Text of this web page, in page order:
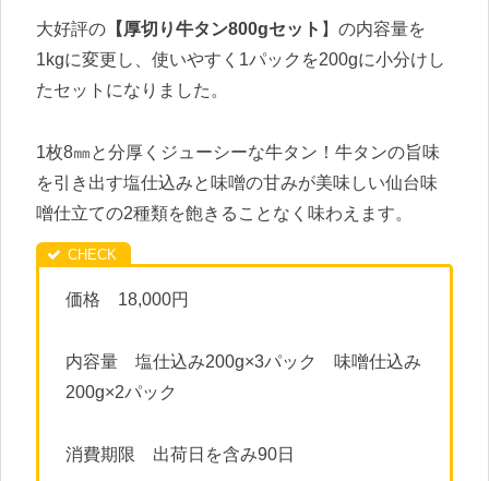
大好評の 【厚切り牛タン800gセット 】の内容量を
1kgに変更し、使いやすく1パックを200gに小分けし
たセットになりました。
1枚8㎜と分厚くジューシーな牛タン！牛タンの旨味
を引き出す塩仕込みと味噌の甘みが美味しい仙台味
噌仕立ての2種類を飽きることなく味わえます。
価格 18,000円
内容量 塩仕込み200g×3パック 味噌仕込み
200g×2パック
消費期限 出荷日を含み90日